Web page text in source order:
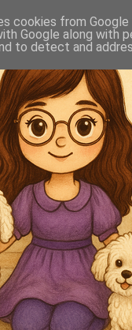
cookies from
Google along with
to detect and